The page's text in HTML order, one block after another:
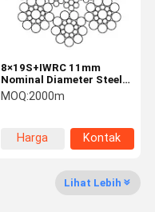
8×19S+IWRC 11mm
Nominal Diameter Steel
Elevator Ropes Traction
Rope
MOQ:2000m
Harga
Kontak
Lihat Lebih